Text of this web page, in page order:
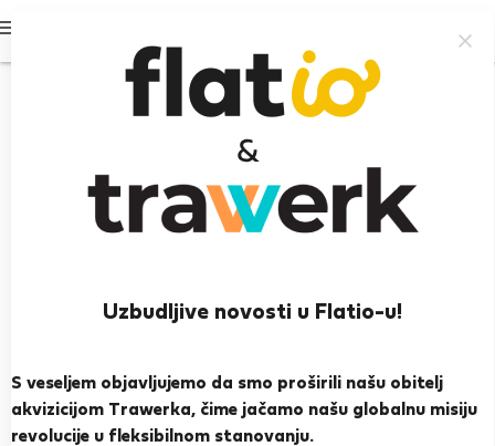
Uzbudljive novosti u Flatio-u!
S veseljem objavljujemo da smo proširili našu obitelj
akvizicijom Trawerka, čime jačamo našu globalnu misiju
revolucije u fleksibilnom stanovanju.
Filipa G.
Castelo de Vide
PRIKAŽI ŽIVOTOPIS